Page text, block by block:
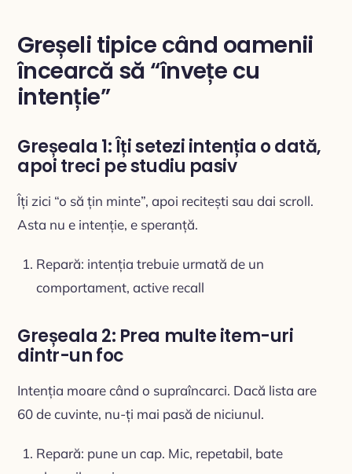
Greșeli tipice când oamenii
încearcă să “învețe cu
intenție”
Greșeala 1: Îți setezi intenția o dată,
apoi treci pe studiu pasiv
Îți zici “o să țin minte”, apoi recitești sau dai scroll.
Asta nu e intenție, e speranță.
Repară: intenția trebuie urmată de un
comportament, active recall
Greșeala 2: Prea multe item-uri
dintr-un foc
Intenția moare când o supraîncarci. Dacă lista are
60 de cuvinte, nu-ți mai pasă de niciunul.
Repară: pune un cap. Mic, repetabil, bate